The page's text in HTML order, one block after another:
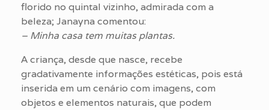
florido no quintal vizinho, admirada com a
beleza; Janayna comentou:
– Minha casa tem muitas plantas.
A criança, desde que nasce, recebe
gradativamente informações estéticas, pois está
inserida em um cenário com imagens, com
objetos e elementos naturais, que podem